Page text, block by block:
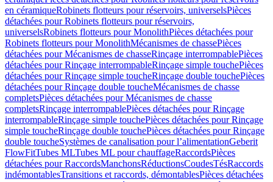
en céramiqueRobinets flotteurs pour réservoirs, universelsPièces
détachées pour Robinets flotteurs pour réservoirs,
universelsRobinets flotteurs pour MonolithPièces détachées pour
Robinets flotteurs pour MonolithMécanismes de chassePièces
détachées pour Mécanismes de chasseRinçage interrompablePièces
détachées pour Rinçage interrompableRinçage simple touchePièces
détachées pour Rinçage simple toucheRinçage double touchePièces
détachées pour Rinçage double toucheMécanismes de chasse
completsPièces détachées pour Mécanismes de chasse
completsRinçage interrompablePièces détachées pour Rinçage
interrompableRinçage simple touchePièces détachées pour Rinçage
simple toucheRinçage double touchePièces détachées pour Rinçage
double toucheSystèmes de canalisation pour l’alimentationGeberit
FlowFitTubes MLTubes ML pour chauffageRaccordsPièces
détachées pour RaccordsManchonsRéductionsCoudesTésRaccords
indémontablesTransitions et raccords, démontablesPièces détachées